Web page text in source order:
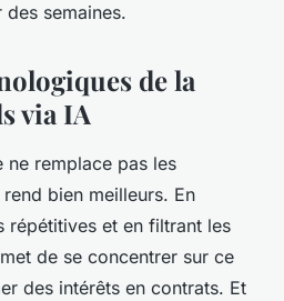
des semaines.
de la
via IA
ne remplace pas les
bien meilleurs. En
répétitives et en filtrant les
de se concentrer sur ce
des intérêts en contrats. Et